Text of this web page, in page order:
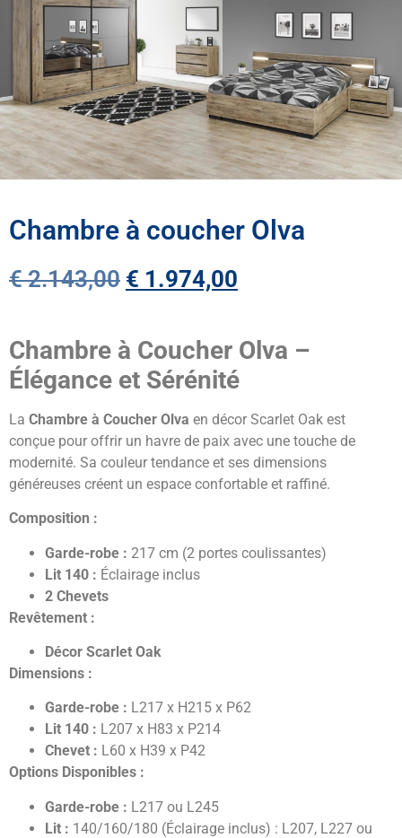
Chambre à coucher Olva
€2.143,00 € 1.974,00
Chambre à Coucher Olva –
Élégance et Sérénité
La Chambre à Coucher Olva en décor Scarlet Oak est
conçue pour offrir un havre de paix avec une touche de
modernité. Sa couleur tendance et ses dimensions
généreuses créent un espace confortable et raffiné.
Composition :
Garde-robe : 217 cm (2 portes coulissantes)
Lit 140 : Éclairage inclus
2 Chevets
Revêtement :
Décor Scarlet Oak
Dimensions :
Garde-robe : L217 x H215 x P62
Lit 140 : L207 x H83 x P214
Chevet : L60 x H39 x P42
Options Disponibles :
Garde-robe : L217 ou L245
Lit : 140/160/180 (Éclairage inclus) : L207, L227 ou